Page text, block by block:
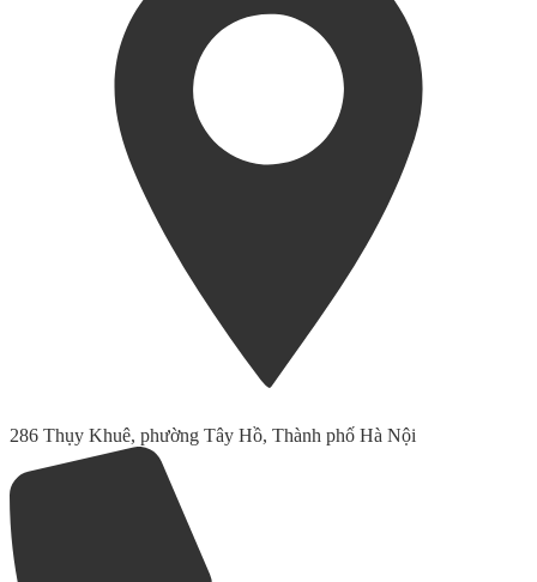
286 Thụy Khuê, phường Tây Hồ, Thành phố Hà Nội